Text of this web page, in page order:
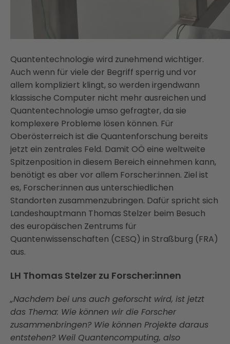
Quantentechnologie wird zunehmend wichtiger.
Auch wenn für viele der Begriff sperrig und vor
allem kompliziert klingt, so werden irgendwann
klassische Computer nicht mehr ausreichen und
Quantentechnologie umso gefragter, da sie
komplexere Probleme lösen können. Für
Oberösterreich ist die Quantenforschung bereits
jetzt ein zentrales Feld. Damit OÖ eine weltweite
Spitzenposition in diesem Bereich einnehmen kann,
benötigt es aber vor allem Forscher:innen. Ziel ist
es, Forscher:innen aus unterschiedlichen
Standorten zusammenzubringen. Dafür spricht sich
Landeshauptmann Thomas Stelzer beim Besuch
des europäischen Zentrums für
Quantenwissenschaften (CESQ) in Straßburg (FRA)
aus.
LH Thomas Stelzer zu Forscher:innen
„Nachdem bei uns auch geforscht wird, ist jetzt
das Thema: Wie können wir die Forscher
zusammenbringen? Wie können Projekte daraus
entstehen? Weil Quantencomputing, also